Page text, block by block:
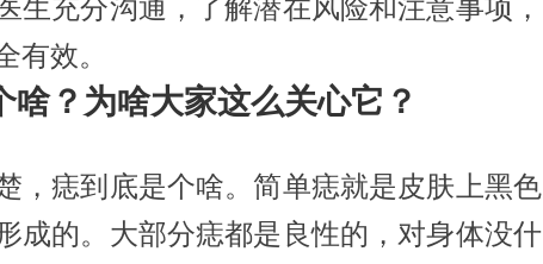
生充分沟通，了解潜在风险和注意事项，
有效。
啥？为啥大家这么关心它？
，痣到底是个啥。简单痣就是皮肤上黑色
成的。大部分痣都是良性的，对身体没什